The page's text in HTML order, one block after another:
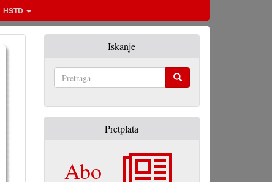
HŠTD
Iskanje
Pretplata
Abo